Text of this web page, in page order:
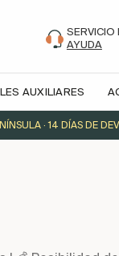
SERVICIO
AYUDA
AUXILIARES
· 14 DÍAS DE